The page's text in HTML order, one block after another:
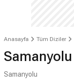
Anasayfa Tüm Diziler
Samanyolu
Samanyolu